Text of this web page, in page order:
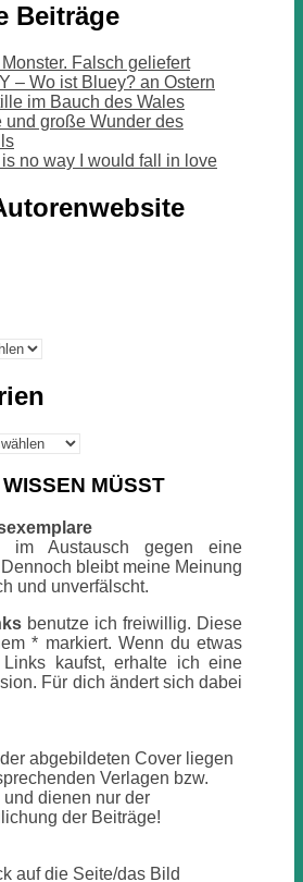
Beiträge
Falsch geliefert
– Wo ist Bluey? an Ostern
im Bauch des Wales
und große Wunder des
no way I would fall in love
MÜSST
im Austausch gegen eine
bleibt meine Meinung
und unverfälscht.
benutze ich freiwillig. Diese
* markiert. Wenn du etwas
kaufst, erhalte ich eine
Für dich ändert sich dabei
abgebildeten Cover liegen
Verlagen bzw.
dienen nur der
der Beiträge!
auf die Seite/das Bild